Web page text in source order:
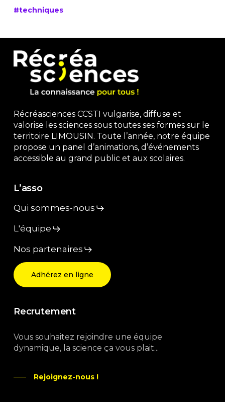
#techniques
Récréasciences CCSTI vulgarise, diffuse et
valorise les sciences sous toutes ses formes sur le
territoire LIMOUSIN. Toute l’année, notre équipe
propose un panel d’animations, d’événements
accessible au grand public et aux scolaires.
L’asso
Qui sommes-nous
L'équipe
Nos partenaires
Adhérez en ligne
Recrutement
Vous souhaitez rejoindre une équipe
dynamique, la science ça vous plait...
Rejoignez-nous !